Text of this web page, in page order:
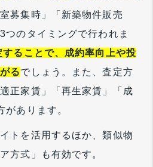
募集時」「新築物件販売
つのタイミングで行われま
ることで、成約率向上や投
るでしょう。また、査定方
正家賃」「再生家賃」「成
あります。
トを活用するほか、類似物
方式」も有効です。